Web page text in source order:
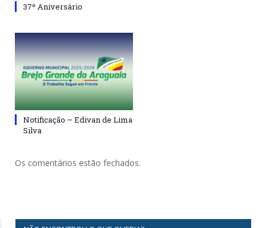
37º Aniversário
Notificação – Edivan de Lima
Silva
Os comentários estão fechados.